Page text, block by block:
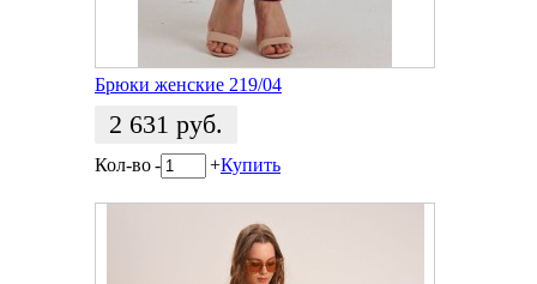
Брюки женские 219/04
2 631 руб.
Кол-во- +Купить